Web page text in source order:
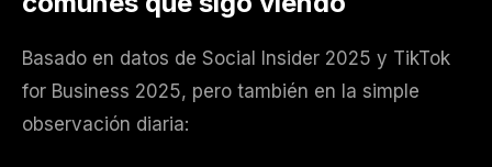
Basado en datos de Social Insider 2025 y TikTok
for Business 2025, pero también en la simple
observación diaria: